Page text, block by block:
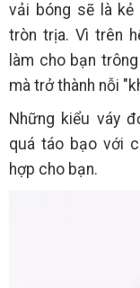
vải bóng sẽ là kẻ
tròn trịa. Vì trên
làm cho bạn
mà trở thành nỗi
Những kiểu váy
quá táo bạo với
hợp cho bạn.